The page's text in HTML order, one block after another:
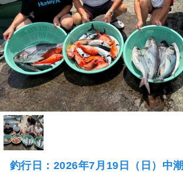
釣行日：2026年7月19日（日）中潮